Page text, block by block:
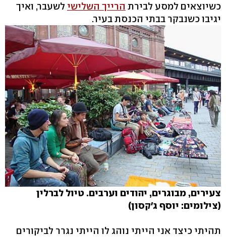
כשיוצאים למסע לבירת הרייך השלישי לשעבר, ואיך
יגיבו כשנבקר בבתי הכנסת בעיר.
צעירים, מבוגרים, יהודים וערבים. טיול לברלין
(צילומים: יוסף ג'קסון)
תהיתי כיצד אני הייתי נוהג לו הייתי נגרר לביקורים